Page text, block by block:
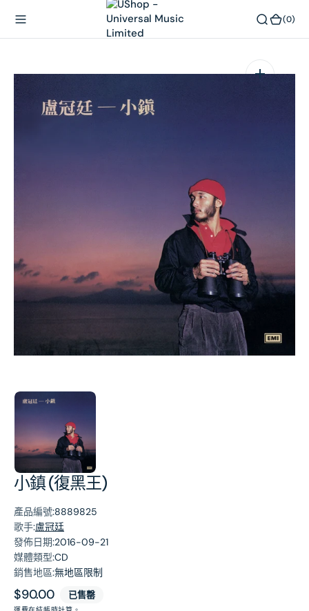
(0)
小鎮 (復黑王)
產品編號:8889825
歌手:盧冠廷
發佈日期:2016-09-21
媒體類型:CD
銷售地區:無地區限制
原
$90.00 已售罄
相
簿
中
開
啟
張